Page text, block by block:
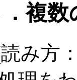
．複
み方